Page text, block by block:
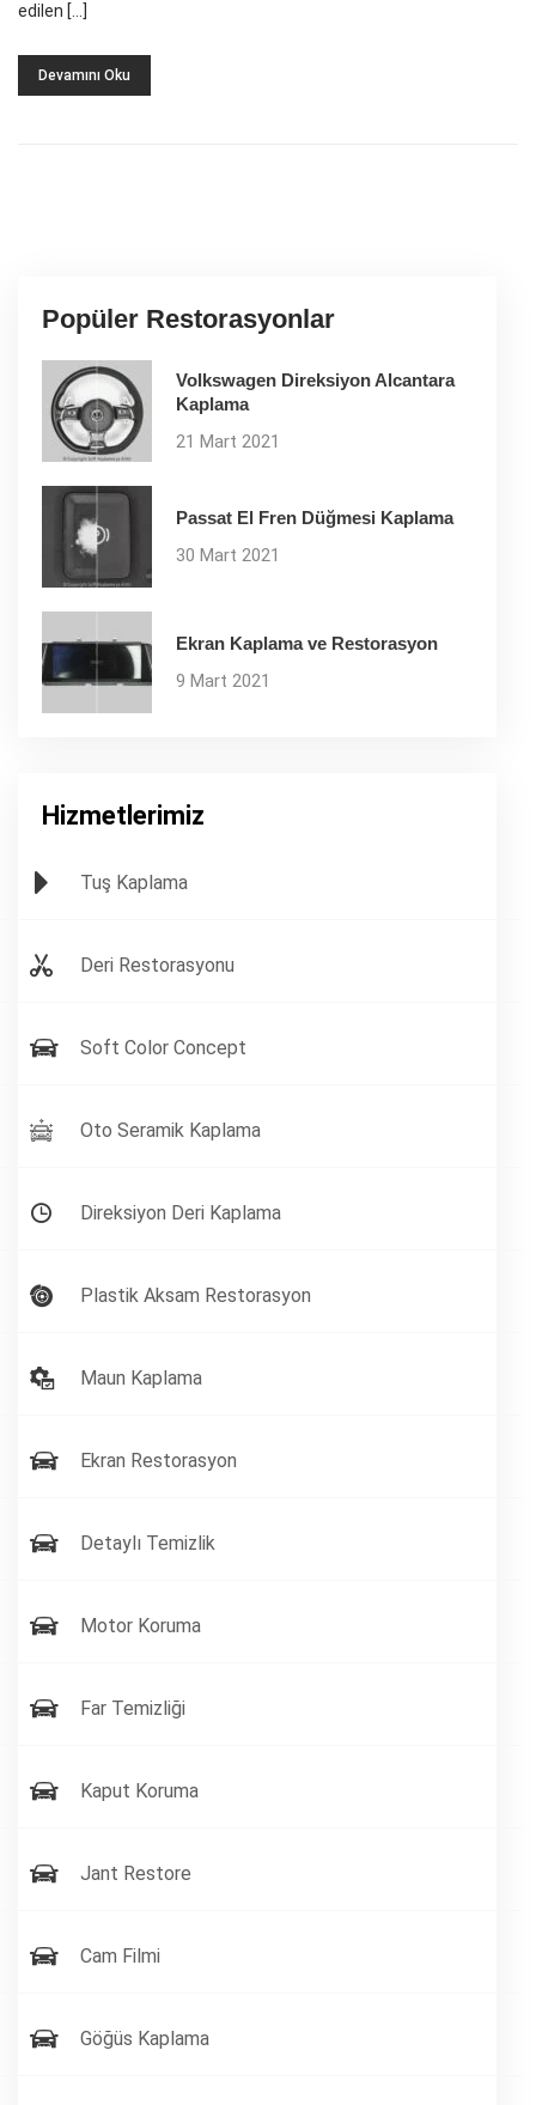
edilen […]
Devamını Oku
Popüler Restorasyonlar
Volkswagen Direksiyon Alcantara
Kaplama
21 Mart 2021
Passat El Fren Düğmesi Kaplama
30 Mart 2021
Ekran Kaplama ve Restorasyon
9 Mart 2021
Hizmetlerimiz
Tuş Kaplama
Deri Restorasyonu
Soft Color Concept
Oto Seramik Kaplama
Direksiyon Deri Kaplama
Plastik Aksam Restorasyon
Maun Kaplama
Ekran Restorasyon
Detaylı Temizlik
Motor Koruma
Far Temizliği
Kaput Koruma
Jant Restore
Cam Filmi
Göğüs Kaplama